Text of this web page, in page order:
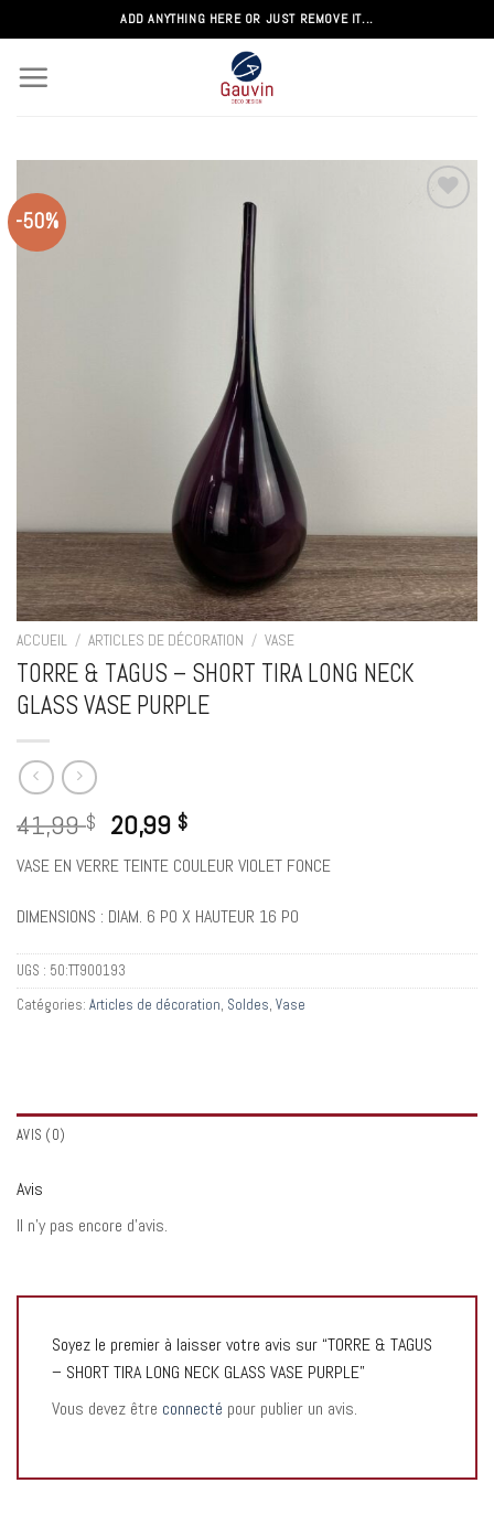
au
contenu
ADD ANYTHING HERE OR JUST REMOVE IT...
-50%
ACCUEIL / ARTICLES DE DÉCORATION / VASE
TORRE & TAGUS – SHORT TIRA LONG NECK
GLASS VASE PURPLE
41,99$ 20,99$
VASE EN VERRE TEINTE COULEUR VIOLET FONCE
DIMENSIONS : DIAM. 6 PO X HAUTEUR 16 PO
UGS : 50:TT900193
Catégories: Articles de décoration, Soldes, Vase
AVIS (0)
Avis
Il n’y pas encore d’avis.
Soyez le premier à laisser votre avis sur “TORRE & TAGUS
– SHORT TIRA LONG NECK GLASS VASE PURPLE”
Vous devez être connecté pour publier un avis.